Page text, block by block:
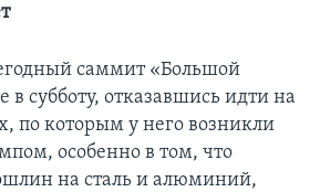
саммит «Большой
в субботу, отказавшись идти на
по которым у него возникли
особенно в том, что
на сталь и алюминий,